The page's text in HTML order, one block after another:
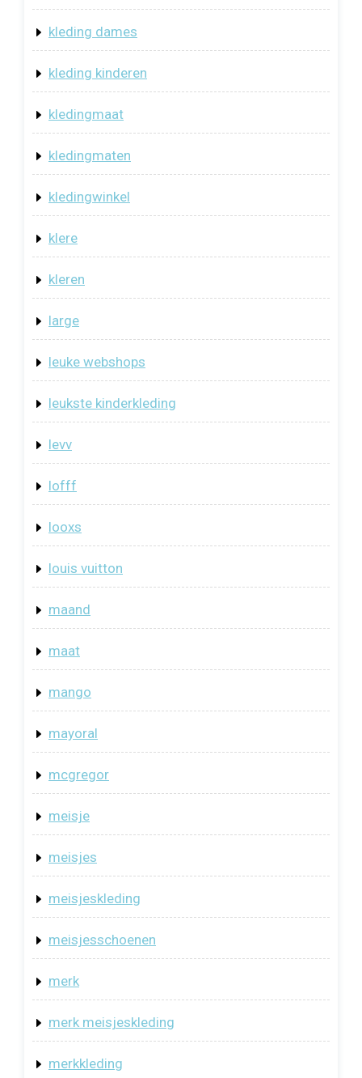
kleding dames
kleding kinderen
kledingmaat
kledingmaten
kledingwinkel
klere
kleren
large
leuke webshops
leukste kinderkleding
levv
lofff
looxs
louis vuitton
maand
maat
mango
mayoral
mcgregor
meisje
meisjes
meisjeskleding
meisjesschoenen
merk
merk meisjeskleding
merkkleding